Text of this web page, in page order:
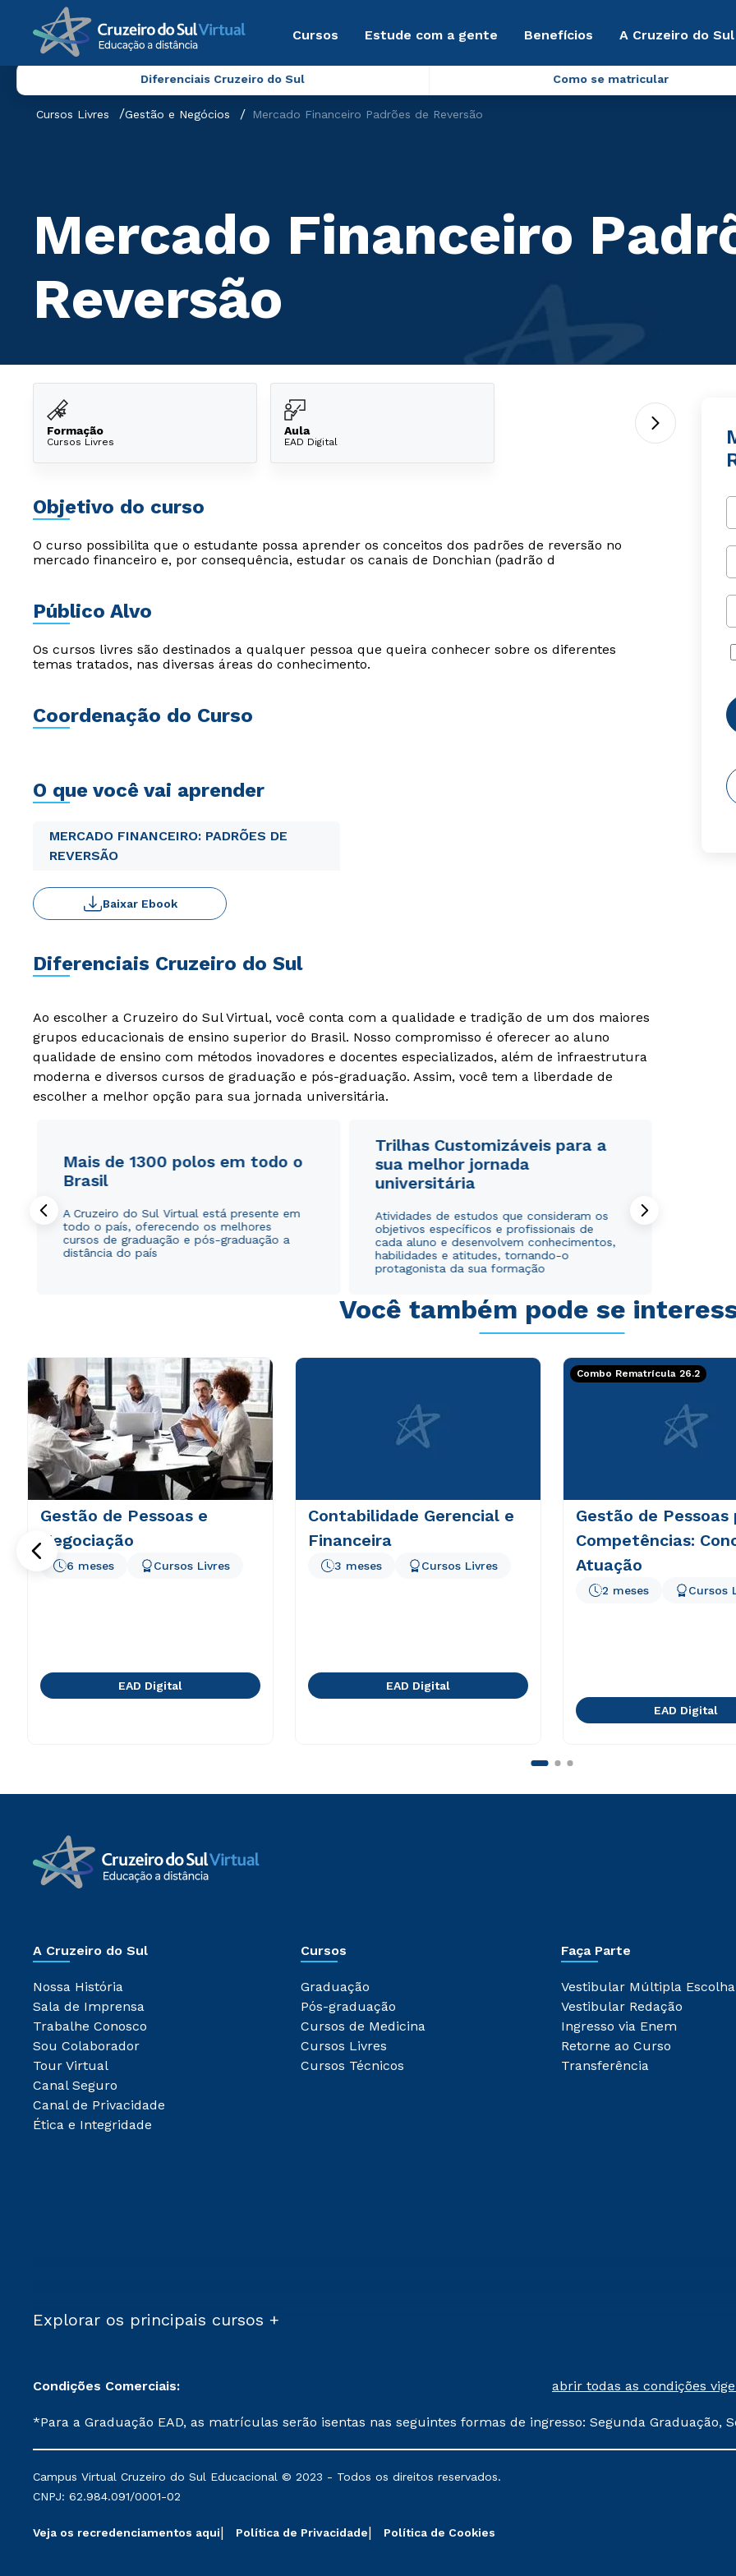
Cursos Estude com a gente Benefícios A Cruzeiro do
Diferenciais Cruzeiro do Sul Como se matricular
Cursos Livres Gestão e Negócios Mercado Financeiro Padrões de Reversão
Mercado Financeiro
Reversão
Formação
Cursos Livres
Aula
EAD Digital
Objetivo do curso
O curso possibilita que o estudante possa aprender os conceitos dos padrões de reversão no
mercado financeiro e, por consequência, estudar os canais de Donchian (padrão d
Público Alvo
Os cursos livres são destinados a qualquer pessoa que queira conhecer sobre os diferentes
temas tratados, nas diversas áreas do conhecimento.
Coordenação do Curso
O que você vai aprender
MERCADO FINANCEIRO: PADRÕES DE
REVERSÃO
Baixar Ebook
Diferenciais Cruzeiro do Sul
Ao escolher a Cruzeiro do Sul Virtual, você conta com a qualidade e tradição de um dos maiores
grupos educacionais de ensino superior do Brasil. Nosso compromisso é oferecer ao aluno
qualidade de ensino com métodos inovadores e docentes especializados, além de infraestrutura
moderna e diversos cursos de graduação e pós-graduação. Assim, você tem a liberdade de
escolher a melhor opção para sua jornada universitária.
Mais de 1300 polos em todo o
Brasil
A Cruzeiro do Sul Virtual está presente em
todo o país, oferecendo os melhores
cursos de graduação e pós-graduação a
distância do país
Trilhas Customizáveis para a
sua melhor jornada
universitária
Atividades de estudos que consideram os
objetivos específicos e profissionais de
cada aluno e desenvolvem conhecimentos,
habilidades e atitudes, tornando-o
protagonista da sua formação
Você também pode se
Gestão de Pessoas e
Negociação
6 meses Cursos Livres
EAD Digital
Contabilidade Gerencial e
Financeira
3 meses Cursos Livres
EAD Digital
Combo Rematrícula 26.2
Gestão de Pessoas
Competências:
Atuação
2 meses Cursos
EAD Digital
A Cruzeiro do Sul
Nossa História
Sala de Imprensa
Trabalhe Conosco
Sou Colaborador
Tour Virtual
Canal Seguro
Canal de Privacidade
Ética e Integridade
Cursos
Graduação
Pós-graduação
Cursos de Medicina
Cursos Livres
Cursos Técnicos
Faça Parte
Vestibular Múltipla Escolha
Vestibular Redação
Ingresso via Enem
Retorne ao Curso
Transferência
Explorar os principais cursos +
Condições Comerciais: abrir todas as condições
*Para a Graduação EAD, as matrículas serão isentas nas seguintes formas de ingresso: Segunda Graduação,
mantidos conforme negociação. Descontos institucionais poderão sofrer alterações nos períodos de
serviços.
Campus Virtual Cruzeiro do Sul Educacional © 2023 - Todos os direitos reservados.
CNPJ: 62.984.091/0001-02
Veja os recredenciamentos aqui Política de Privacidade Política de Cookies
WhatsApp
ou
Política de Privacidade.e
autorizo que meus dados sejam utilizados para o
WhatsApp
ou
Política de Privacidade.e
autorizo que meus dados sejam utilizados para o